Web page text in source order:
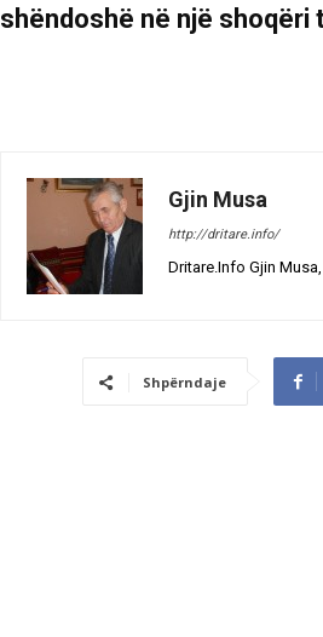
shëndoshë në një shoqëri
Gjin Musa
http://dritare.info/
Dritare.Info Gjin
Shpërndaje